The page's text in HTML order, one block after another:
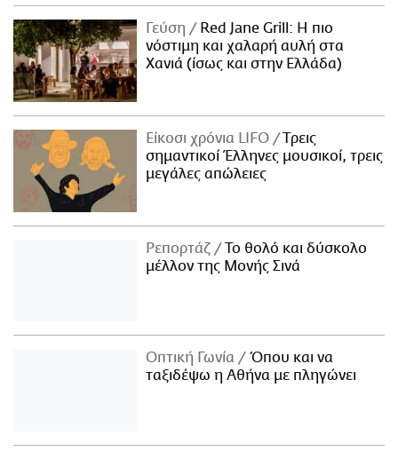
Γεύση
Red Jane Grill: Η πιο
νόστιμη και χαλαρή αυλή στα
Χανιά (ίσως και στην Ελλάδα)
Είκοσι χρόνια LIFO
Tρεις
σημαντικοί Έλληνες μουσικοί, τρεις
μεγάλες απώλειες
Ρεπορτάζ
Το θολό και δύσκολο
μέλλον της Μονής Σινά
Οπτική Γωνία
Όπου και να
ταξιδέψω η Αθήνα με πληγώνει